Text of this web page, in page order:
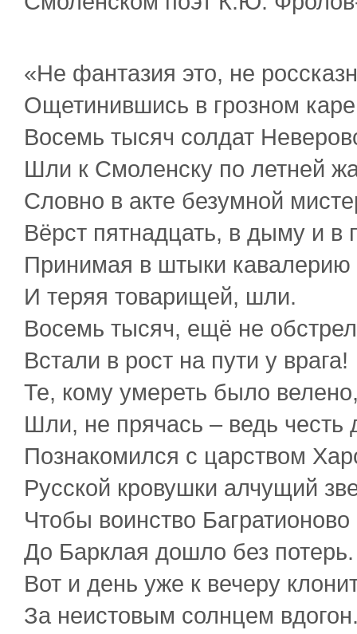
«Не фантазия это, не
Ощетинившись в грозном
Восемь тысяч солдат
Шли к Смоленску по летней
Словно в акте безумной
Вёрст пятнадцать, в дыму и в
Принимая в штыки кавалерию
И теряя товарищей, шли.
Восемь тысяч, ещё не
Встали в рост на пути у врага!
Те, кому умереть было
Шли, не прячась – ведь честь
Познакомился с царством
Русской кровушки алчущий
Чтобы воинство Багратионово
До Барклая дошло без потерь.
Вот и день уже к вечеру
За неистовым солнцем